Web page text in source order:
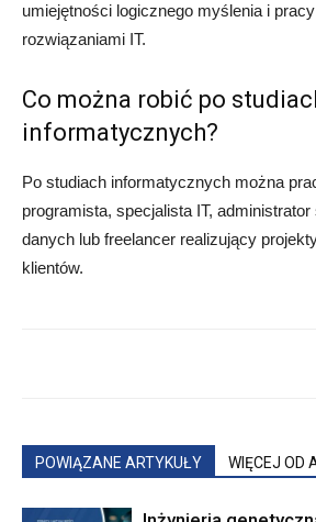
umiejętności logicznego myślenia i
rozwiązaniami IT.
Co można robić po
informatycznych?
Po studiach informatycznych można
programista, specjalista IT,
danych lub freelancer realizujący
klientów.
POWIĄZANE ARTYKUŁY WIĘCEJ OD